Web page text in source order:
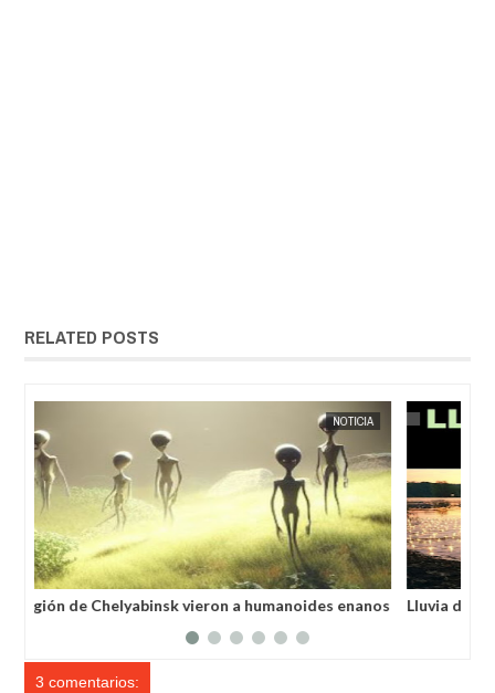
RELATED POSTS
NOTICIA
En la región de Chelyabinsk vieron a humanoides enanos
3 comentarios: